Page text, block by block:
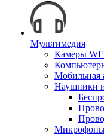
Мультимедия
Камеры
Мобильная
Наушники